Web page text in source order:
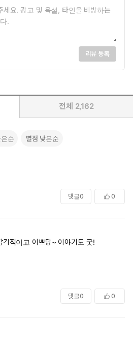
리뷰 등록
전체 2,162
순 별점 낮은순
댓글0 0
적이고 이쁘당~ 이야기도 굿!
댓글0 0